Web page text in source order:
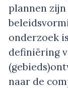
plannen
onderzoek
definiëring
naar de